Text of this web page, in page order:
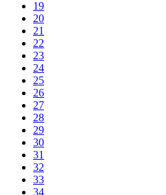
19
20
21
22
23
24
25
26
27
28
29
30
31
32
33
34